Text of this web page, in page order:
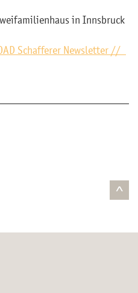
in Inns­bruck
Schaf­fe­rer News­let­ter //
^